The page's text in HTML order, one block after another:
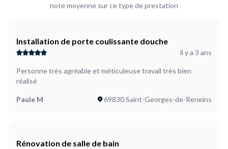
note moyenne sur ce type de prestation
Installation de porte coulissante douche
il y a 3 ans
Personne très agréable et méticuleuse travail très bien
réalisé
Paule M 69830 Saint-Georges-de-Reneins
Rénovation de salle de bain